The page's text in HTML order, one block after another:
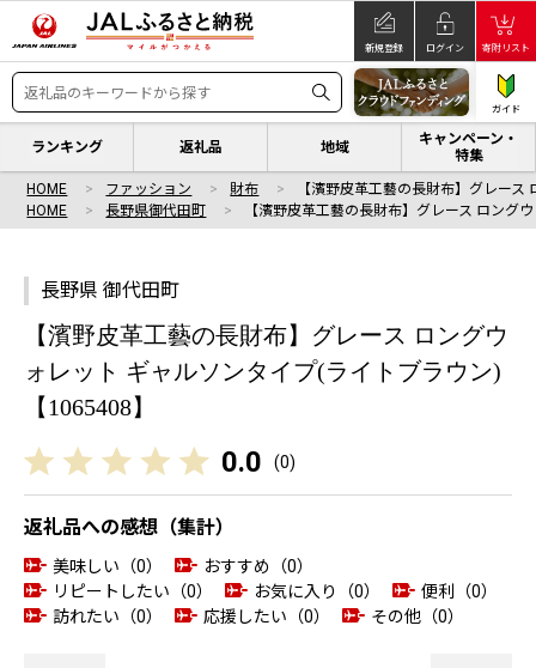
新規登録 ログイン 寄附リスト
ガイド
ランキング 返礼品 地域
キャンペーン・
特集
HOME ファッション 財布
【濱野皮革工藝の長財布】グレース
HOME
長野県御代田町 【濱野皮革工藝の長財布】グレース ロング
長野県 御代田町
【濱野皮革工藝の長財布】グレース ロングウ
ォレット ギャルソンタイプ(ライトブラウン)
【1065408】
0.0 (0)
返礼品への感想（集計）
美味しい（0）
おすすめ（0）
リピートしたい（0）
お気に入り（0）
便利（0）
訪れたい（0）
応援したい（0） その他（0）